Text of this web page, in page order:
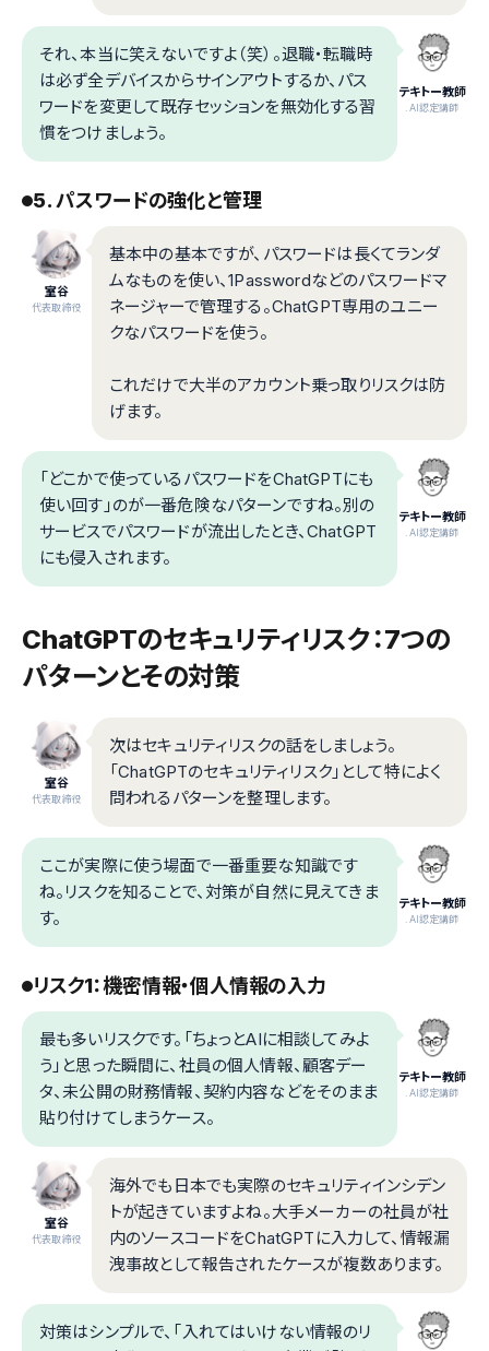
テキトー教師
.AI認定講師
それ、本当に笑えないですよ（笑）。退職・転職時
は必ず全デバイスからサインアウトするか、パス
ワードを変更して既存セッションを無効化する習
慣をつけましょう。
5. パスワードの強化と管理
室谷
代表取締役
基本中の基本ですが、パスワードは長くてランダ
ムなものを使い、1Passwordなどのパスワードマ
ネージャーで管理する。ChatGPT専用のユニー
クなパスワードを使う。
これだけで大半のアカウント乗っ取りリスクは防
げます。
テキトー教師
.AI認定講師
「どこかで使っているパスワードをChatGPTにも
使い回す」のが一番危険なパターンですね。別の
サービスでパスワードが流出したとき、ChatGPT
にも侵入されます。
ChatGPTのセキュリティリスク：7つの
パターンとその対策
室谷
代表取締役
次はセキュリティリスクの話をしましょう。
「ChatGPTのセキュリティリスク」として特によく
問われるパターンを整理します。
テキトー教師
.AI認定講師
ここが実際に使う場面で一番重要な知識です
ね。リスクを知ることで、対策が自然に見えてきま
す。
リスク1：機密情報・個人情報の入力
テキトー教師
.AI認定講師
最も多いリスクです。「ちょっとAIに相談してみよ
う」と思った瞬間に、社員の個人情報、顧客デー
タ、未公開の財務情報、契約内容などをそのまま
貼り付けてしまうケース。
室谷
代表取締役
海外でも日本でも実際のセキュリティインシデン
トが起きていますよね。大手メーカーの社員が社
内のソースコードをChatGPTに入力して、情報漏
洩事故として報告されたケースが複数あります。
対策はシンプルで、「入れてはいけない情報のリ